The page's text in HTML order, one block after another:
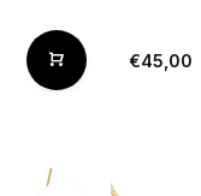
€45,00